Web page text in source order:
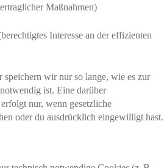
Maßnahmen)
Interesse an der effizienten
speichern wir nur so lange, wie es zur
ist. Eine darüber
nur, wenn gesetzliche
oder du ausdrücklich eingewilligt hast.